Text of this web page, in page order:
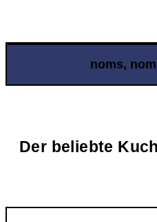
noms,
Der beliebte